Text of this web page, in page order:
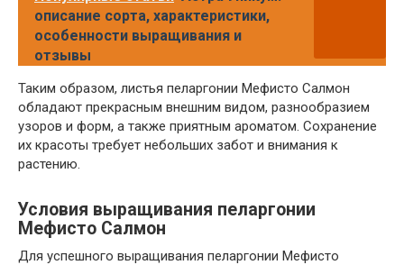
описание сорта, характеристики,
особенности выращивания и
отзывы
Таким образом, листья пеларгонии Мефисто Салмон
обладают прекрасным внешним видом, разнообразием
узоров и форм, а также приятным ароматом. Сохранение
их красоты требует небольших забот и внимания к
растению.
Условия выращивания пеларгонии
Мефисто Салмон
Для успешного выращивания пеларгонии Мефисто